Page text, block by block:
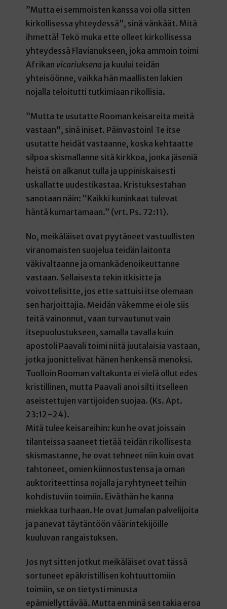
”Mutta ei semmoisten kanssa voi olla sitten
kirkollisessa yhteydessä”, sinä vänkäät. Mitä
ihmettä! Tekö muka ette olleet kirkollisessa
yhteydessä Flavianukseen, joka ammoin toimi
Afrikan vicariuksenaja kuului teidän
yhteisöönne, vaikka hän maallisten lakien
nojalla teloitutti tutkimiaan rikollisia.
”Mutta te usutatte Rooman keisareita meitä
vastaan”, sinä iniset. Päinvastoin! Te itse
usutatte heidät vastaanne, koska kehtaatte
silpoa skismallanne sitä kirkkoa, jonka jäseniä
heistä on alkanut tulla ja uppiniskaisesti
uskallatte uudestikastaa. Kristuksestahan
sanotaan näin: “Kaikki kuninkaat tulevat
häntä kumartamaan.” (vrt. Ps. 72:11).
No, meikäläiset ovat pyytäneet vastuullisten
viranomaisten suojelua teidän laitonta
väkivaltaanne ja omankädenoikeuttanne
vastaan. Sellaisesta tekin itkisitte ja
voivottelisitte, jos ette sattuisi itse olemaan
sen harjoittajia. Meidän väkemme ei ole siis
teitä vainonnut, vaan turvautunut vain
itsepuolustukseen, samalla tavalla kuin
apostoli Paavali toimi niitä juutalaisia vastaan,
jotka juonittelivat hänen henkensä menoksi.
Tuolloin Rooman valtakunta ei vielä ollut edes
kristillinen, mutta Paavali anoi silti itselleen
aseistettujen vartijoiden suojaa. (Ks. Apt.
23:12–24).
Mitä tulee keisareihin: kun he ovat joissain
tilanteissa saaneet tietää teidän rikollisesta
skismastanne, he ovat tehneet niin kuin ovat
tahtoneet, omien kiinnostustensa ja oman
auktoriteettinsa nojalla ja ryhtyneet teihin
kohdistuviin toimiin. Eiväthän he kanna
miekkaa turhaan. He ovat Jumalan palvelijoita
ja panevat täytäntöön väärintekijöille
kuuluvan rangaistuksen.
Jos nyt sitten jotkut meikäläiset ovat tässä
sortuneet epäkristillisen kohtuuttomiin
toimiin, se on tietysti minusta
epämiellyttävää. Mutta en minä sen takia eroa